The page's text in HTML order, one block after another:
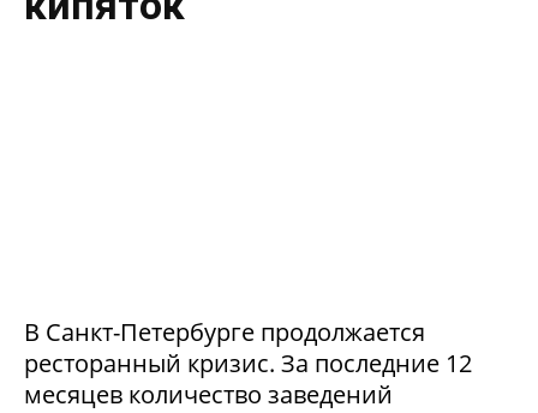
В Санкт-Петербурге продолжается
ресторанный кризис. За последние 12
месяцев количество заведений